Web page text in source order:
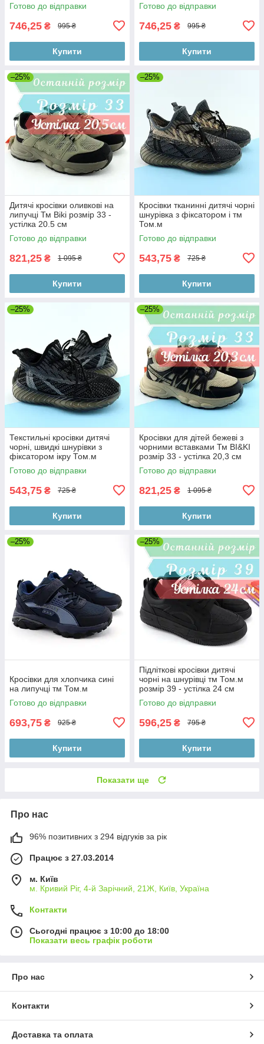
Готово до відправки
746,25 ₴ 995 ₴
Купити
Готово до відправки
746,25 ₴ 995 ₴
Купити
–25%
Дитячі кросівки оливкові на
липучці Тм Biki розмір 33 -
устілка 20.5 см
Готово до відправки
821,25 ₴ 1 095 ₴
Купити
–25%
Кросівки тканинні дитячі чорні
шнурівка з фіксатором і тм
Том.м
Готово до відправки
543,75 ₴ 725 ₴
Купити
–25%
Текстильні кросівки дитячі
чорні, швидкі шнурівки з
фіксатором ікру Том.м
Готово до відправки
543,75 ₴ 725 ₴
Купити
–25%
Кросівки для дітей бежеві з
чорними вставками Тм BI&KI
розмір 33 - устілка 20,3 см
Готово до відправки
821,25 ₴ 1 095 ₴
Купити
–25%
Кросівки для хлопчика сині
на липучці тм Том.м
Готово до відправки
693,75 ₴ 925 ₴
Купити
–25%
Підліткові кросівки дитячі
чорні на шнурівці тм Том.м
розмір 39 - устілка 24 см
Готово до відправки
596,25 ₴ 795 ₴
Купити
Показати ще
Про нас
96% позитивних з 294 відгуків за рік
Працює з 27.03.2014
м. Київ
м. Кривий Ріг, 4-й Зарічний, 21Ж, Київ, Україна
Контакти
Сьогодні працює з 10:00 до 18:00
Показати весь графік роботи
Про нас
Контакти
Доставка та оплата